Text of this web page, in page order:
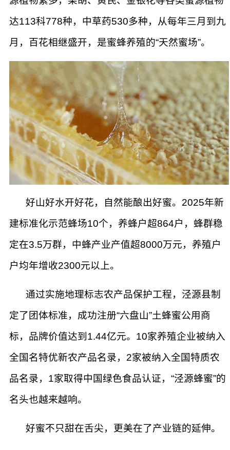
达113科778种，中草药530多种，从每年三月到九
月，百花相继盛开，是蜜蜂养殖的“天然蜜场”。
好山好水开好花，自然能酿出好蜜。2025年新
建标准化示范蜂场10个，养蜂户超864户，蜂群稳
定在3.5万群，中蜂产业产值超8000万元，养殖户
户均年增收2300元以上。
通过实施地理标志农产品保护工程，泾源县制
定了团体标准，成功注册“六盘山”土蜂蜜公用商
标，品牌价值达到1.44亿元。10家养殖企业被纳入
全国名特优新农产品名录，2家被纳入全国特质农
品名录，1家取得中国绿色食品认证，“泾源蜂蜜”的
名头也越来越响。
好蜜不只甜在舌尖，更美在了产业链的延伸。